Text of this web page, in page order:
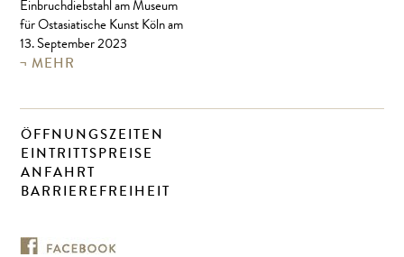
Einbruchdiebstahl am Museum
für Ostasiatische Kunst Köln am
13. September 2023
MEHR
ÖFFNUNGSZEITEN
EINTRITTSPREISE
ANFAHRT
BARRIEREFREIHEIT